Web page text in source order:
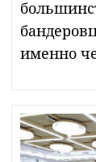
именно